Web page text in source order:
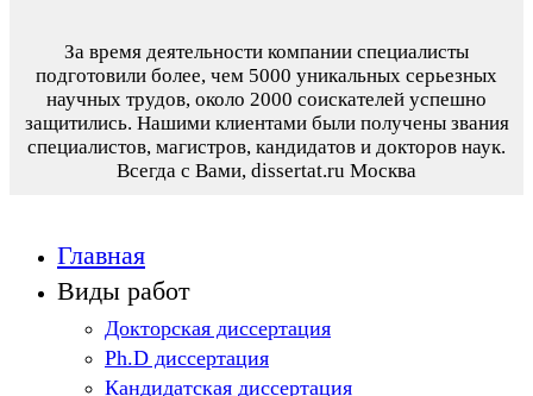
За время деятельности компании специалисты
подготовили более, чем 5000 уникальных серьезных
научных трудов, около 2000 соискателей успешно
защитились. Нашими клиентами были получены звания
специалистов, магистров, кандидатов и докторов наук.
Всегда с Вами, dissertat.ru Москва
Главная
Виды работ
Докторская диссертация
Ph.D диссертация
Кандидатская диссертация